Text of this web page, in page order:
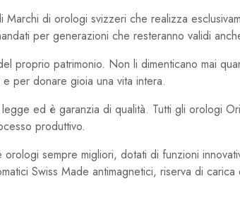
di orologi svizzeri che realizza
per generazioni che resteranno validi
proprio patrimonio. Non li dimenticano mai
per donare gioia una vita intera.
ed è garanzia di qualità. Tutti gli orologi
produttivo.
sempre migliori, dotati di funzioni
Swiss Made antimagnetici, riserva di